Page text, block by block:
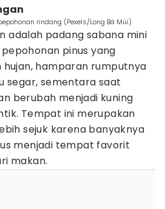
rindang (Pexels/Long Bà Mùi)
adalah padang sabana mini
pinus yang
hujan, hamparan rumputnya
segar, sementara saat
berubah menjadi kuning
Tempat ini merupakan
sejuk karena banyaknya
menjadi tempat favorit
makan.